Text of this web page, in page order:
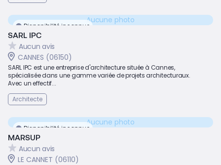
Disponibilité inconnue
Aucune photo
SARL IPC
Aucun avis
CANNES (06150)
SARL IPC est une entreprise d'architecture située à Cannes,
spécialisée dans une gamme variée de projets architecturaux.
Avec un effectif...
Architecte
Disponibilité inconnue
Aucune photo
MARSUP
Aucun avis
LE CANNET (06110)